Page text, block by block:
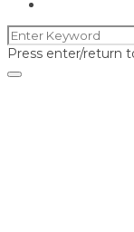
Press enter/return